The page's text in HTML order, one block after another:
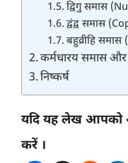
द्विगु समास
द्वंद्व समास
बहुव्रीहि
कर्मधारय समास और
निष्कर्ष
यदि यह लेख आपको
करें ।